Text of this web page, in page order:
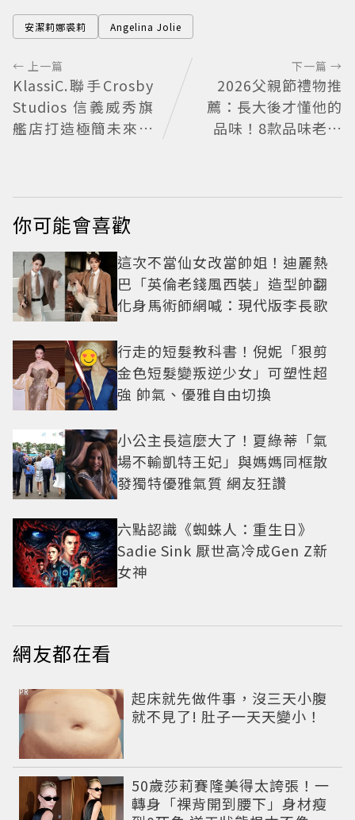
安潔莉娜裘莉 Angelina Jolie
← 上一篇
KlassiC.聯手Crosby
Studios 信義威秀旗
艦店打造極簡未來感
下一篇 →
2026父親節禮物推
薦：長大後才懂他的
品味！8款品味老爸
你可能會喜歡
這次不當仙女改當帥姐！迪麗熱
巴「英倫老錢風西裝」造型帥翻
化身馬術師網喊：現代版李長歌
行走的短髮教科書！倪妮「狠剪
金色短髮變叛逆少女」可塑性超
強 帥氣、優雅自由切換
小公主長這麼大了！夏綠蒂「氣
場不輸凱特王妃」與媽媽同框散
發獨特優雅氣質 網友狂讚
六點認識《蜘蛛人：重生日》
Sadie Sink 厭世高冷成Gen Z新
女神
網友都在看
起床就先做件事，沒三天小腹
就不見了! 肚子一天天變小！
PR
50歲莎莉賽隆美得太誇張！一
轉身「裸背開到腰下」身材瘦